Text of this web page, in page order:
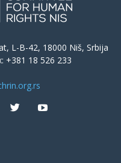
L-B-42, 18000 Niš, Srbija
+381 18 526 233